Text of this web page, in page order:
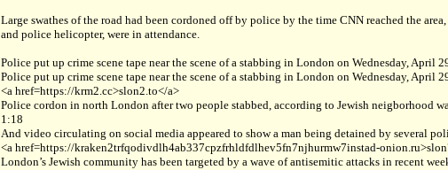
Large swathes of the road had been cordoned off by police by the time CNN reached the
and police helicopter, were in attendance.
Police put up crime scene tape near the scene of a stabbing in London on Wednesday, April
Police put up crime scene tape near the scene of a stabbing in London on Wednesday, April
<a href=https://krm2.cc>slon2.to</a>
Police cordon in north London after two people stabbed, according to Jewish neigborhood
1:18
And video circulating on social media appeared to show a man being detained by several
<a href=https://kraken2trfqodivdlh4ab337cpzfrhldfdlhev5fn7njhurmw7instad-
London’s Jewish community has been targeted by a wave of antisemitic attacks in recent